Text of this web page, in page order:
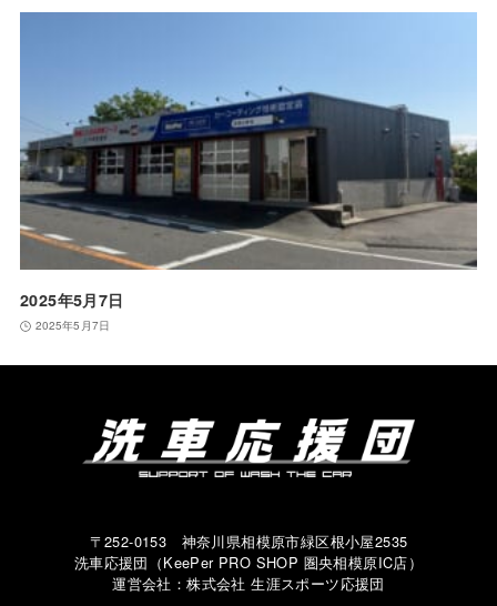
2025年5月7日
2025年5月7日
〒252-0153 神奈川県相模原市緑区根小屋2535
洗車応援団（KeePer PRO SHOP 圏央相模原IC店）
運営会社：株式会社 生涯スポーツ応援団